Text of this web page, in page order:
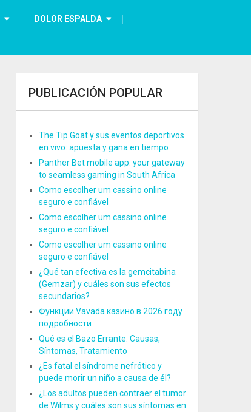
DOLOR ESPALDA
PUBLICACIÓN POPULAR
The Tip Goat y sus eventos deportivos
en vivo: apuesta y gana en tiempo
Panther Bet mobile app: your gateway
to seamless gaming in South Africa
Como escolher um cassino online
seguro e confiável
Como escolher um cassino online
seguro e confiável
Como escolher um cassino online
seguro e confiável
¿Qué tan efectiva es la gemcitabina
(Gemzar) y cuáles son sus efectos
secundarios?
Функции Vavada казино в 2026 году
подробности
Qué es el Bazo Errante: Causas,
Síntomas, Tratamiento
¿Es fatal el síndrome nefrótico y
puede morir un niño a causa de él?
¿Los adultos pueden contraer el tumor
de Wilms y cuáles son sus síntomas en